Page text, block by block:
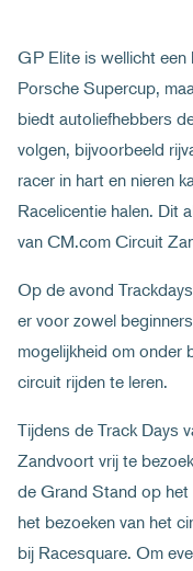
GP Elite is wellicht een
Porsche Supercup,
biedt autoliefhebbers
volgen, bijvoorbeeld
racer in hart en nieren
Racelicentie halen. Dit
van CM.com Circuit
Op de avond
er voor zowel
mogelijkheid om onder
circuit rijden te leren.
Tijdens de Track Days
Zandvoort vrij te
de Grand Stand op het
het bezoeken van het
bij Racesquare. Om